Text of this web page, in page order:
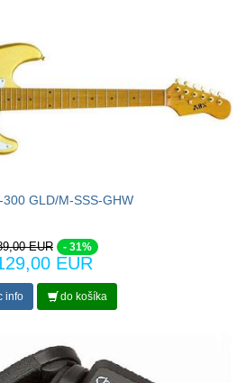
300 GLD/M-SSS-GHW
EUR - 31%
EUR
info do košíka